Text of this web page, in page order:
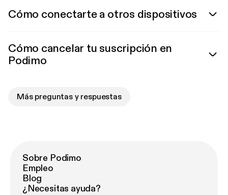
Cómo conectarte a otros dispositivos
Cómo cancelar tu suscripción en
Podimo
Más preguntas y respuestas
Sobre Podimo
Empleo
Blog
¿Necesitas ayuda?